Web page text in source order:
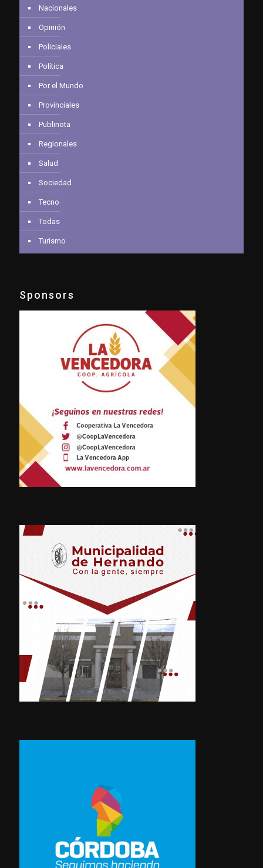
Nacionales
Opinión
Policiales
Política
Por el Mundo
Provinciales
Publinota
Regionales
Salud
Sociedad
Tecno
Todas
Turismo
Sponsors